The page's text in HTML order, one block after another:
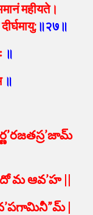
महीयते।
॥२७॥
॥
॥
మ ఆవ’హ ||
|